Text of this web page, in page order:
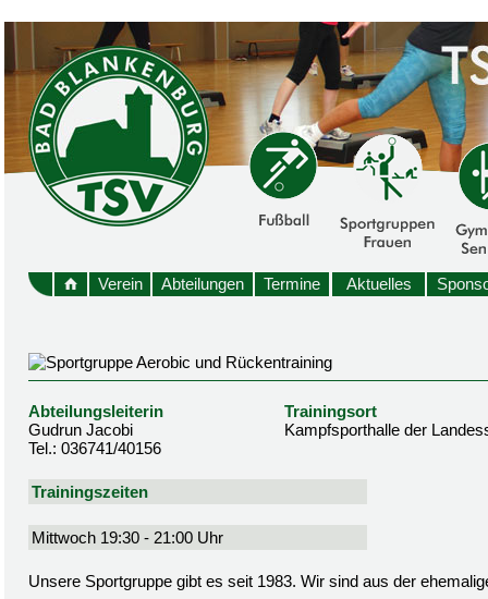
Verein Abteilungen Termine Aktuelles
Abteilungsleiterin
Gudrun Jacobi
Tel.: 036741/40156
Trainingsort
Kampfsporthalle der
Trainingszeiten
Mittwoch 19:30 - 21:00 Uhr
Unsere Sportgruppe gibt es seit 1983. Wir sind aus der